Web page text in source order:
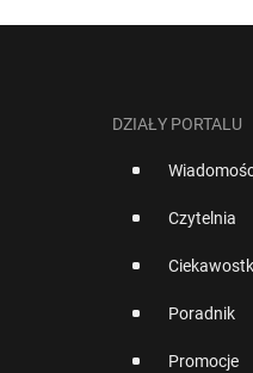
DZIAŁY PORTALU
Czytelnia
Poradnik
Promocje